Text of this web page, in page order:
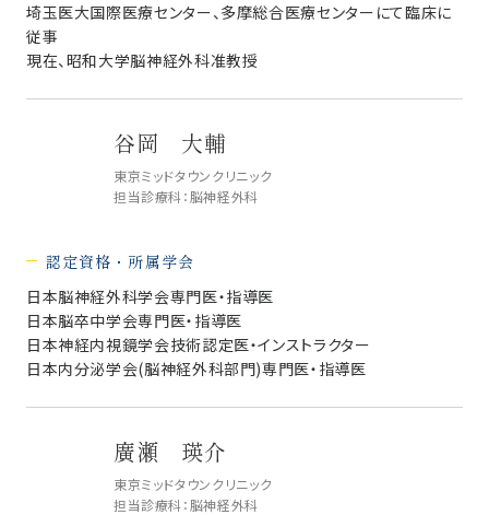
埼玉医大国際医療センター、多摩総合医療センターにて臨床に
従事
現在、昭和大学脳神経外科准教授
谷岡 大輔
東京ミッドタウンクリニック
担当診療科：脳神経外科
認定資格・所属学会
日本脳神経外科学会専門医・指導医
日本脳卒中学会専門医・指導医
日本神経内視鏡学会技術認定医・インストラクター
日本内分泌学会(脳神経外科部門)専門医・指導医
廣瀬 瑛介
東京ミッドタウンクリニック
担当診療科：脳神経外科